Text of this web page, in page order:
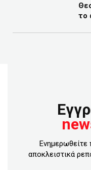
το
Ενημερωθείτε
αποκλειστικά